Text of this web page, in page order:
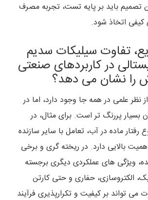
تصمیم باید بر پایه تست، تجربه مصرف
کیفی اتخاذ شود.
تفاوت سیلیکات سدیم
در کاربردهای صنعتی
را نشان می دهد؟
نظر علمی در همه جا وجود دارد، اما در
بسیار پررنگ تر است. برای مثال، در
ماده در آب، تعامل با سایر سازنده
بالایی دارد. در ریخته گری و برخی
ویژگی های عملکردی دیگری برجسته
الکتروسازی، حفاری و حتی کارتن
می تواند بر کیفیت و تکرارپذیری فرآیند